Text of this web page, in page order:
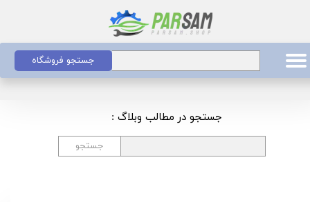
جستجو فروشگاه
جستجو
جستجو در مطالب وبلاگ :